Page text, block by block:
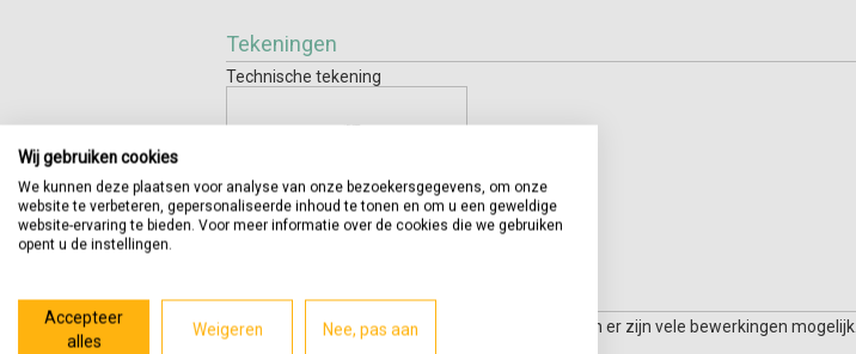
Tekeningen
Technische tekening
Productomschrijving
Bladen zijn bruikbaar voor allerlei toepassingen en er zijn vele bewerkingen mogelijk.
Wij gebruiken cookies
We kunnen deze plaatsen voor analyse van onze bezoekersgegevens, om onze
website te verbeteren, gepersonaliseerde inhoud te tonen en om u een geweldige
website-ervaring te bieden. Voor meer informatie over de cookies die we gebruiken
opent u de instellingen.
Accepteer
alles
Weigeren Nee, pas aan